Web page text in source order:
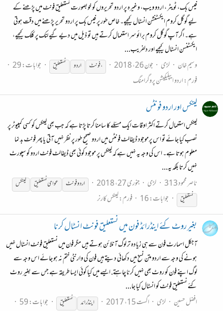
فیس بک، ٹویٹر ، اردو ویب، وغیرہ پر اردو تحریروں کو خوبصورت نستعلیق فونٹ میں پڑھنے کے
لیے گوگل کروم ایکسٹنشن انسٹال کیجیے۔ خاص طور پر فیس بک پر اردو تحریر پڑھنے میں دقت ہوتی
ہے۔ اگر آپ گوگل کروم برائوسر استعمال کرتے ہیں تو ذیل میں دیے گیے لنک پر کلک کیجیے،
ایکسٹنسن انسٹال کیجیے اور دلفریب...
وسیم خان
لڑی جون 26، 2018 ، فونٹ اردو نستعلیق
جوابات: 29
فورم:اردو ایپلیکیشن پروگرامنگ
لینکس اور اردو فونٹس
لینکس استعمال کرتے اکثر اوقات ایک مسئلے کا سامنا کرتا پڑتا ہے کہ جب بھی لینکس کو کسی کمپیوٹر پر
نصب کیا جائے تو اس پرموجود ڈیفالٹ فونٹس میں اردو صحیح طور پر نظر نہیں آتی یا پھر فونٹ بد نما
معلوم ہوتا ہے۔ اس کی وجہ یہ نہیں ہے کہ لینکس پر موجود کوئی بھی ڈیفالٹ فونٹ اردو کو سپورٹ
نہیں کرتا بلکہ یہ...
ناصر محمود 313
لڑی جنوری 27، 2018 اردو فونٹ عوامینستعلیق
لینکس
نستعلیق
جوابات: 16 فورم:لینکس کارنر
بغیر روٹ کئے اینڈرائڈ فون میں نستعلیق فونٹ انسٹال کرنا
آجکل اسمارٹ فون سے ہی زیادہ تر لوگ آنلائن ہوتے ہیں مگر فون میں نستعلیق فونٹ انسٹال نہیں
ہونے کی وجہ سے اردو متن نسخ میں دکھائی دیتے ہیں فون کی وارنٹی ختم نہ ہو جائے اس وجہ سے
لوگ اپنے فون کو روٹ بھی نہیں کرنا چاہتے. ایسے میں کیا کوئی ایسا طریقہ ہے جس سے بغیر روٹ
کئے نستعلیق فونٹ کو انسٹال کیا جا...
افضل حسین
لڑی اگست 15، 2017 اینڈرائد نستعلیق
جوابات: 59